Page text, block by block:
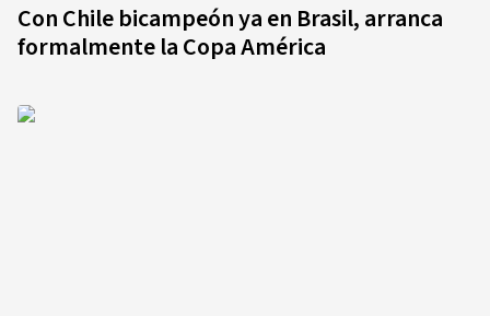
Con Chile bicampeón ya en Brasil, arranca
formalmente la Copa América